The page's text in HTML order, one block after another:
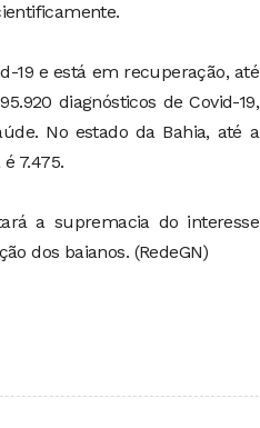
19 e está em recuperação, até
diagnósticos de Covid-19,
No estado da Bahia, até a
7.475.
a supremacia do interesse
dos baianos. (RedeGN)